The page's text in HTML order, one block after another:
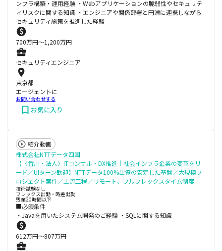
ンフラ構築・運用経験 ・Webアプリケーションの脆弱性やセキュリテ
ィリスクに関する知識 ・エンジニアや関係部署と円滑に連携しながら
セキュリティ施策を推進した経験
700万円〜1,200万円
セキュリティエンジニア
東京都
エージェントに
お問い合わせする
お気に入り
紹介動画
株式会社NTTデータ四国
【〈香川・法人〉ITコンサル・DX推進│社会インフラ企業の変革をリ
ード／UIターン歓迎】NTTデータ100%出資の安定した基盤／大規模プ
ロジェクト案件／上流工程／リモート、フルフレックスタイム制度
技術試験なし
フレックス出勤・時差出勤
残業20時間以下
■必須条件
・Javaを用いたシステム開発のご経験 ・SQLに関する知識
612万円〜807万円